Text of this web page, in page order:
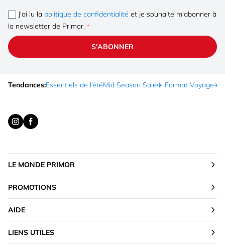
J'ai lu la politique de confidentialité et je souhaite m'abonner à
la newsletter de Primor.
S'ABONNER
Tendances:Essentiels de l’étéMid Season Sale✈️ Format Voyage☀️
LE MONDE PRIMOR
PROMOTIONS
AIDE
LIENS UTILES